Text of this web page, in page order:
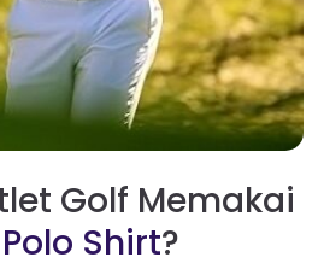
Golf Memakai
Shirt?